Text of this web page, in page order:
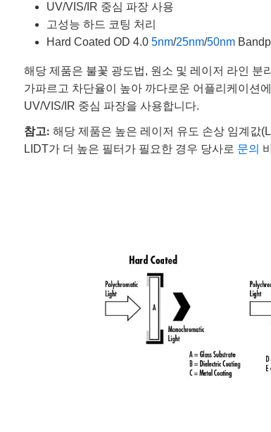
UV/VIS/IR 중심 파장 사용
고성능 하드 코팅 처리
Hard Coated OD 4.0 5nm/25nm/50nm
해당 제품은 불꽃 광도법, 원소 및 레이저 라인
가파르고 차단율이 높아 까다로운 어플리케이션
UV/VIS/IR 중심 파장을 사용합니다.
참고: 해당 제품은 높은 레이저 유도 손상 임계값
LIDT가 더 높은 필터가 필요한 경우 당사로 문의